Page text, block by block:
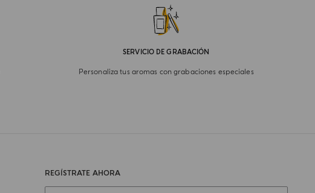
SERVICIO DE GRABACIÓN
Personaliza tus aromas con grabaciones especiales
REGÍSTRATE AHORA